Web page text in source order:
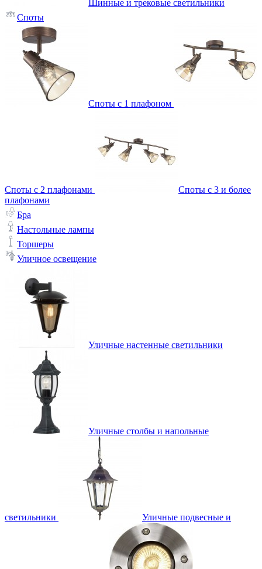
Шинные и трековые светильники
Споты
Споты с 1 плафоном
Споты с 2 плафонами
Споты с 3 и более
плафонами
Бра
Настольные лампы
Торшеры
Уличное освещение
Уличные настенные светильники
Уличные столбы и напольные
светильники Уличные подвесные и